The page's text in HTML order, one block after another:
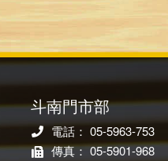
斗南門市部
電話： 05-5963-753
傳真： 05-5901-968